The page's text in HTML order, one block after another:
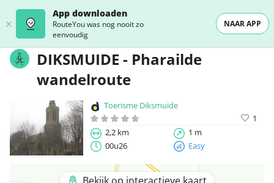
App downloaden
RouteYou was nog nooit zo
eenvoudig
NAAR APP
DIKSMUIDE - Pharailde
wandelroute
Toerisme Diksmuide
1
2,2 km
1 m
00u26
Easy